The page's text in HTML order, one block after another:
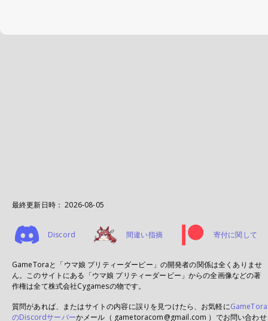
最終更新日時： 2026-08-05
Discord 間違い指摘 寄付に関して
GameToraと「ウマ娘 プリティーダービー」の開発者の関係は全くありませ
ん。このサイトにある「ウマ娘 プリティーダービー」からの全画像などの著
作権は全て株式会社Cygamesの物です。
質問があれば、またはサイトの内容に誤りを見つけたら、お気軽にGameTora
のDiscordサーバーかメール（ gametoracom@gmail.com ）でお問い合わせ